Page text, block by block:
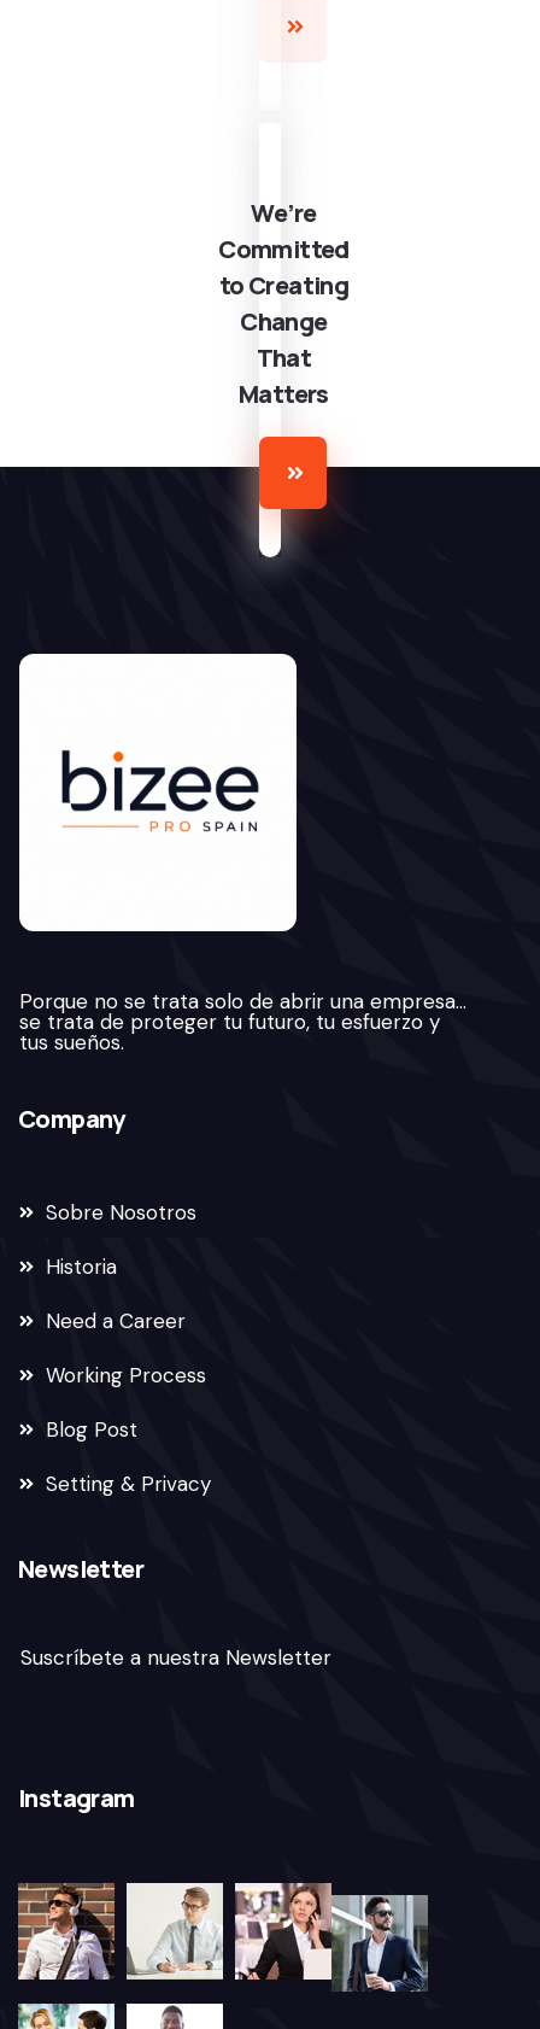
We’re
Committed
to Creating
Change
That
Matters
Porque no se trata solo de abrir una empresa…
se trata de proteger tu futuro, tu esfuerzo y
tus sueños.
Company
Sobre Nosotros
Historia
Need a Career
Working Process
Blog Post
Setting & Privacy
Newsletter
Suscríbete a nuestra Newsletter
Instagram